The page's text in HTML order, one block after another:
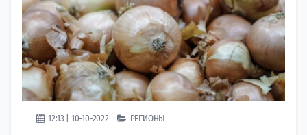
12:13 | 10-10-2022 РЕГИОНЫ